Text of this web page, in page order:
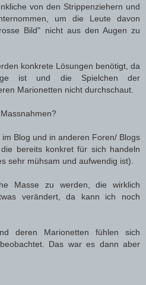
von den Strippenziehern und
um die Leute davon
Bild" nicht aus den Augen zu
konkrete Lösungen benötigt, da
ist und die Spielchen der
Marionetten nicht durchschaut.
Blog und in anderen Foren/ Blogs
bereits konkret für sich handeln
sehr mühsam und aufwendig ist).
Masse zu werden, die wirklich
verändert, da kann ich noch
deren Marionetten fühlen sich
Das war es dann aber